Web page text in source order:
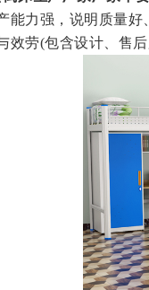
力强，说明质量好
效劳(包含设计、售